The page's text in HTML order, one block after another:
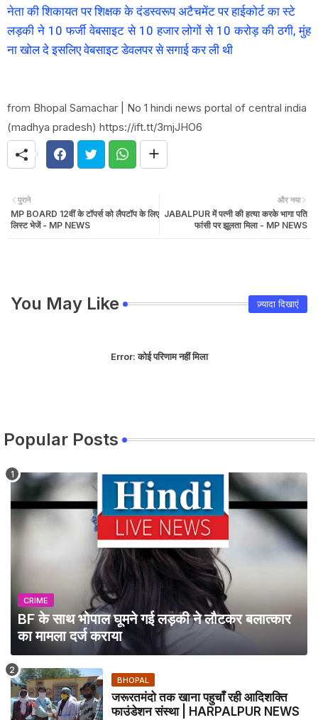
नेता की शिकायत पर शिक्षक के दंडस्वरूप अटैचमेंट पर हाईकोर्ट का स्टे
लड़की ने 10 फर्जी वेबसाइट से 10 हजार लोगों से 10 करोड़ की ठगी, मुंह
ना खोल दे इसलिए वेबसाइट डेवलपर से सगाई कर ली थी
from Bhopal Samachar | No 1 hindi news portal of central india
(madhya pradesh) https://ift.tt/3mjJHO6
और नया
JABALPUR में पत्नी की हत्या करके भागा पति
फांसी पर झूलता मिला - MP NEWS
पुराने
MP BOARD 12वीं के टॉपर्स को लैपटॉप के लिए
लिस्ट भेजें - MP NEWS
You May Like ज़्यादा दिखाएं
Error:कोई परिणाम नहीं मिला
Popular Posts
CRIME
BF के साथ भोपाल घूमने गई लड़की ने लौटकर बलात्कार
का मामला दर्ज कराया
BHOPAL
जरूरतमंदो तक खाना पहुचाँ रही आदिशक्ति
फाउंडेशन संस्था | HARPALPUR NEWS